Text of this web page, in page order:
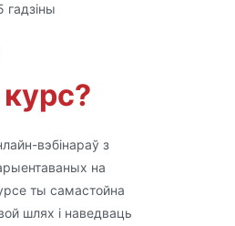
гадзіны
вэбінараў з
на
ты самастойна
шлях і наведваць